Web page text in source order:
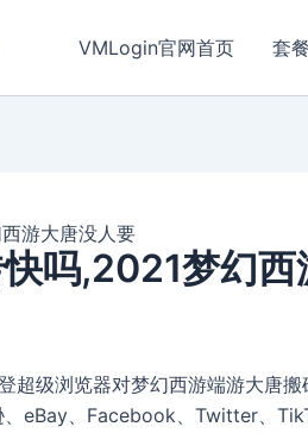
VMLogin官网首页 套
游大唐没人要
吗,2021梦幻
超级浏览器对梦幻西游端游大唐
eBay、Facebook、Twitter、